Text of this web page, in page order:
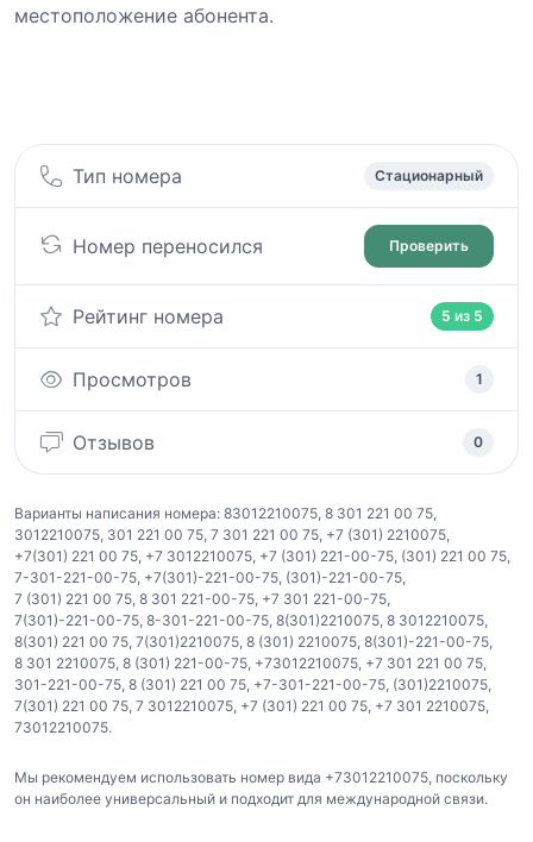
местоположение абонента.
Тип номера Стационарный
Номер переносился Проверить
Рейтинг номера 5 из 5
Просмотров 1
Отзывов 0
Варианты написания номера: 83012210075, 8 301 221 00 75,
3012210075, 301 221 00 75, 7 301 221 00 75, +7 (301) 2210075,
+7(301) 221 00 75, +7 3012210075, +7 (301) 221-00-75, (301) 221 00 75,
7-301-221-00-75, +7(301)-221-00-75, (301)-221-00-75,
7 (301) 221 00 75, 8 301 221-00-75, +7 301 221-00-75,
7(301)-221-00-75, 8-301-221-00-75, 8(301)2210075, 8 3012210075,
8(301) 221 00 75, 7(301)2210075, 8 (301) 2210075, 8(301)-221-00-75,
8 301 2210075, 8 (301) 221-00-75, +73012210075, +7 301 221 00 75,
301-221-00-75, 8 (301) 221 00 75, +7-301-221-00-75, (301)2210075,
7(301) 221 00 75, 7 3012210075, +7 (301) 221 00 75, +7 301 2210075,
73012210075.
Мы рекомендуем использовать номер вида +73012210075, поскольку
он наиболее универсальный и подходит для международной связи.